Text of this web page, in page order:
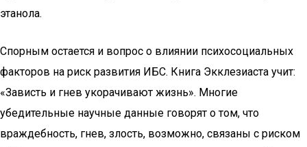
этанола.
Спорным остается и вопрос о влиянии психосоциальных
факторов на риск развития ИБС. Книга Экклезиаста учит:
«Зависть и гнев укорачивают жизнь». Многие
убедительные научные данные говорят о том, что
враждебность, гнев, злость, возможно, связаны с риском